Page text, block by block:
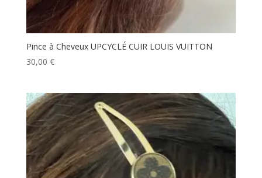
Pince à Cheveux UPCYCLÉ CUIR LOUIS VUITTON
30,00 €